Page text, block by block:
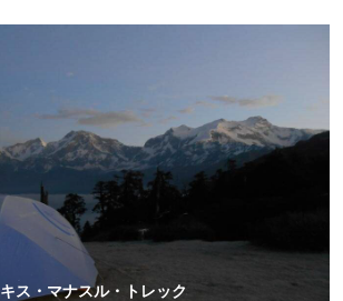
キス・マナスル・トレック